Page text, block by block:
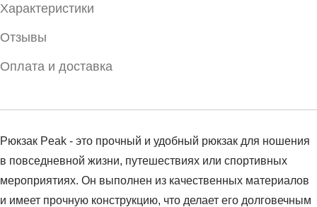
Характеристики
Отзывы
Оплата и доставка
Рюкзак Peak - это прочный и удобный рюкзак для ношения
в повседневной жизни, путешествиях или спортивных
мероприятиях. Он выполнен из качественных материалов
и имеет прочную конструкцию, что делает его долговечным